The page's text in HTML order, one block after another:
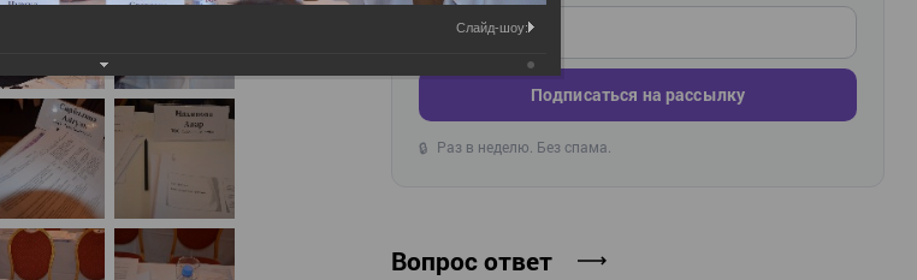
Введите ваш e-mail
Подписаться на рассылку
🔒 Раз в неделю. Без спама.
Вопрос ответ
Слайд-шоу: